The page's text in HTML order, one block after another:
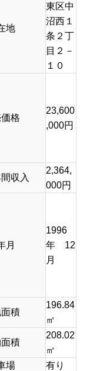
地
東区中
沼西１
条２丁
目２－
１０
格
23,600
,000円
収入
2,364,
000円
月
1996
年 12
月
積
196.84
㎡
積
208.02
㎡
場
有り